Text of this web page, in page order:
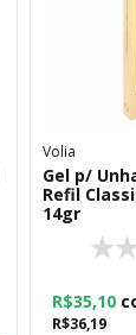
Volia
Gel p/
Refil
14gr
R$36,19
R$35,10